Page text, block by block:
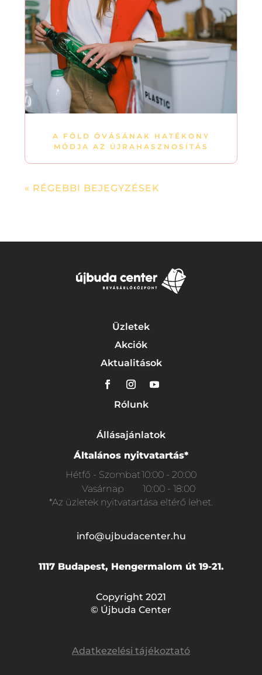
A FÖLD ÓVÁSÁNAK HATÉKONY
MÓDJA AZ ÚJRAHASZNOSÍTÁS
« RÉGEBBI BEJEGYZÉSEK
Üzletek
Akciók
Aktualitások
Rólunk
Állásajánlatok
Általános nyitvatartás*
Hétfő - Szombat10:00 - 20:00
Vasárnap
10:00 - 18:00
*Az üzletek nyitvatartása eltérő lehet.
info@ujbudacenter.hu
1117 Budapest, Hengermalom út 19-21.
Copyright 2021
© Újbuda Center
Adatkezelési tájékoztató